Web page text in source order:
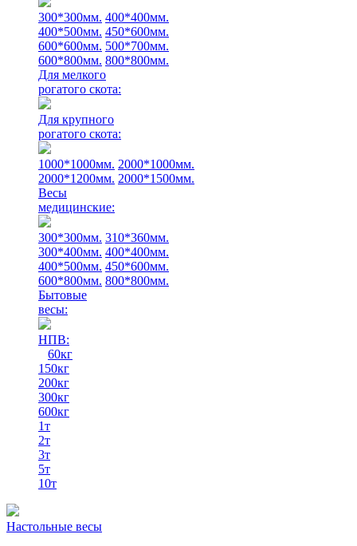
300*300мм. 400*400мм.
400*500мм. 450*600мм.
600*600мм. 500*700мм.
600*800мм. 800*800мм.
Для мелкого
рогатого скота:
Для крупного
рогатого скота:
1000*1000мм. 2000*1000мм.
2000*1200мм. 2000*1500мм.
Весы
медицинские:
300*300мм. 310*360мм.
300*400мм. 400*400мм.
400*500мм. 450*600мм.
600*800мм. 800*800мм.
Бытовые
весы:
НПВ:
60кг
150кг
200кг
300кг
600кг
1т
2т
3т
5т
10т
Настольные весы